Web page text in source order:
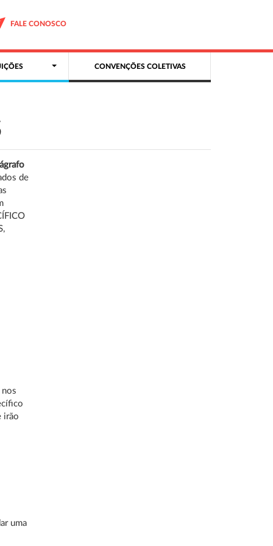
FALE CONOSCO
CONVENÇÕES COLETIVAS
de
nos
irão
uma